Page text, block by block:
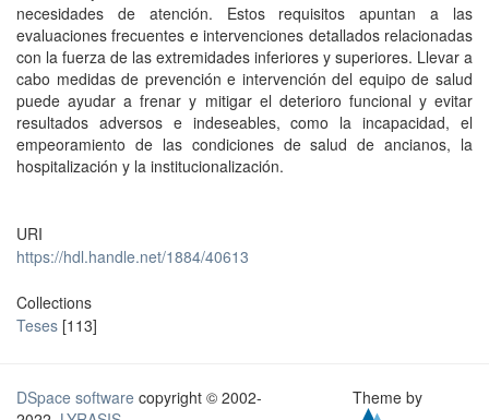
necesidades de atención. Estos requisitos apuntan a las
evaluaciones frecuentes e intervenciones detallados relacionadas
con la fuerza de las extremidades inferiores y superiores. Llevar a
cabo medidas de prevención e intervención del equipo de salud
puede ayudar a frenar y mitigar el deterioro funcional y evitar
resultados adversos e indeseables, como la incapacidad, el
empeoramiento de las condiciones de salud de ancianos, la
hospitalización y la institucionalización.
URI
https://hdl.handle.net/1884/40613
Collections
Teses [113]
DSpace software copyright © 2002-
Theme by